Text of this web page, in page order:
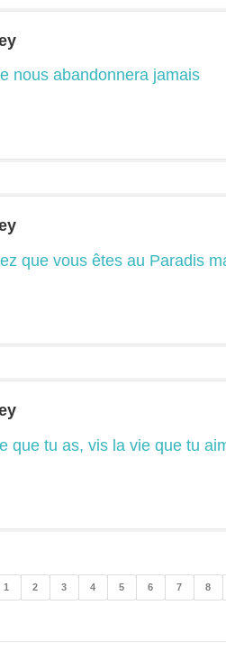
nous abandonnera jamais
que vous êtes au Paradis
que tu as, vis la vie que tu
1 2 3 4 5 6 7 8